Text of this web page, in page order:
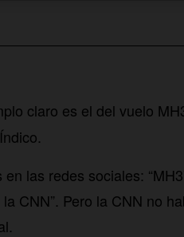
claro es el del vuelo
las redes sociales:
CNN”. Pero la CNN no